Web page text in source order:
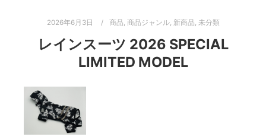
2026年6月3日 商品, 商品ジャンル, 新商品, 未分類
レインスーツ 2026 SPECIAL
LIMITED MODEL